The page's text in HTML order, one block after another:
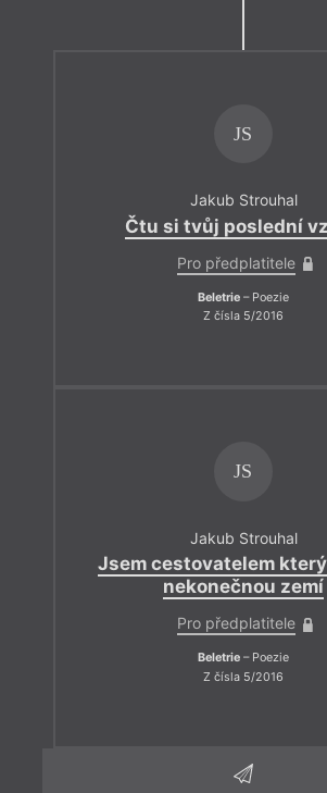
JS
Jakub Strouhal
Čtu si tvůj poslední
Pro předplatitele
Beletrie – Poezie
Z čísla 5/2016
JS
Jakub Strouhal
Jsem cestovatelem
nekonečnou zemí
Pro předplatitele
Beletrie – Poezie
Z čísla 5/2016